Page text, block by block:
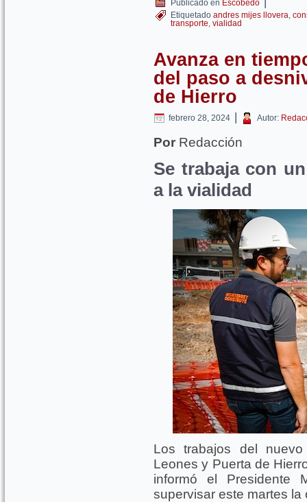
Publicado en Escobedo
Etiquetado andres mijes llovera,
transporte, vialidad
Avanza en
del paso a
de Hierro
febrero 28, 2024 | Autor:
Por Redacción
Se trabaja con
a la vialidad
Los trabajos del
Leones y Puerta de
informó el Presidente
supervisar este martes la